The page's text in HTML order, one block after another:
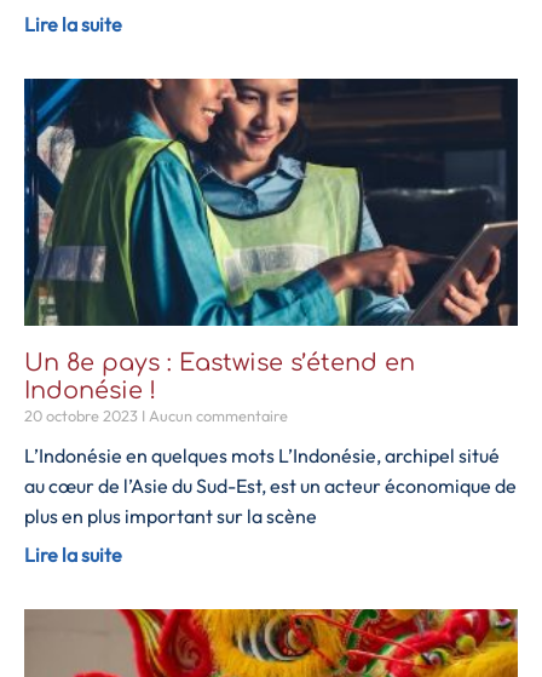
Lire la suite
Un 8e pays : Eastwise s’étend en
Indonésie !
20 octobre 2023 Aucun commentaire
L’Indonésie en quelques mots L’Indonésie, archipel situé
au cœur de l’Asie du Sud-Est, est un acteur économique de
plus en plus important sur la scène
Lire la suite